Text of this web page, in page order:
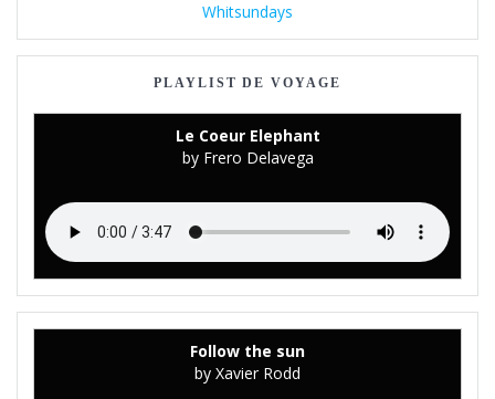
Whitsundays
PLAYLIST DE VOYAGE
Le Coeur Elephant
by Frero Delavega
Follow the sun
by Xavier Rodd